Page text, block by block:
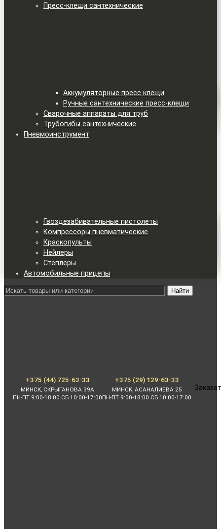
Пресс-клещи сантехнические
Аккумуляторные пресс клещи
Ручные сантехнические пресс-клещи
Сварочные аппараты для труб
Трубогибы сантехнические
Пневмоинструмент
Гвоздезабивательные пистолеты
Компрессоры пневматические
Краскопульты
Нейлеры
Степлеры
Автомобильные прицепы
Найти
+375 (44) 725-63-33
МИНСК, СКРЫГАНОВА 39А
ПН-ПТ 9:00-18:00 СБ 10:00-17:00
+375 (29) 129-63-33
МИНСК, АСАНАЛИЕВА 25
ПН-ПТ 9:00-18:00 СБ 10:00-17:00